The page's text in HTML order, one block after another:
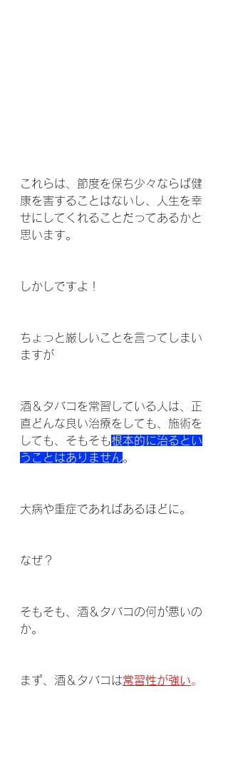
これらは、節度を保ち少々ならば健
康を害することはないし、人生を幸
せにしてくれることだってあるかと
思います。
しかしですよ！
ちょっと厳しいことを言ってしまい
ますが
酒＆タバコを常習している人は、正
直どんな良い治療をしても、施術を
しても、そもそも根本的に治るとい
うことはありません。
大病や重症であればあるほどに。
なぜ？
そもそも、酒＆タバコの何が悪いの
か。
まず、酒＆タバコは常習性が強い。